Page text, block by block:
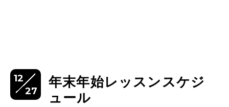
12
27
年末年始レッスンスケジ
ュール